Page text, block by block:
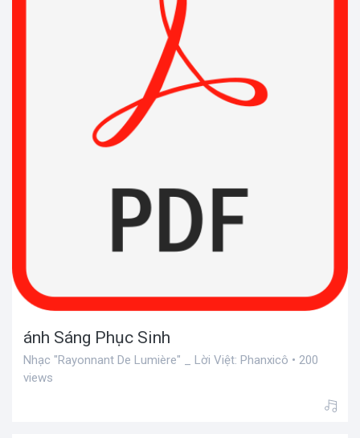
ánh Sáng Phục Sinh
Nhạc "Rayonnant De Lumière" _ Lời Việt: Phanxicô • 200
views